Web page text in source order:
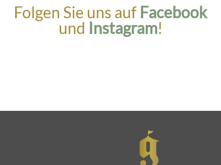
Folgen Sie uns auf Facebook
und Instagram!